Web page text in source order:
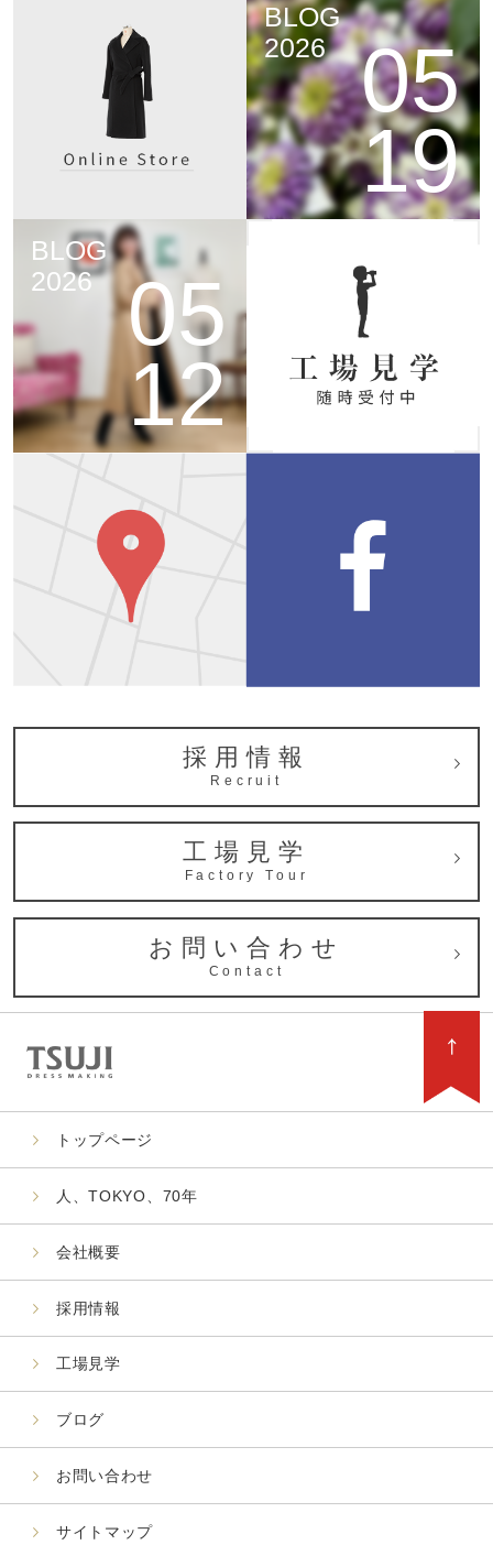
BLOG
2026
05
19
BLOG
2026
05
12
採用情報
Recruit
工場見学
Factory Tour
お問い合わせ
Contact
トップページ
人、TOKYO、70年
会社概要
採用情報
工場見学
ブログ
お問い合わせ
サイトマップ